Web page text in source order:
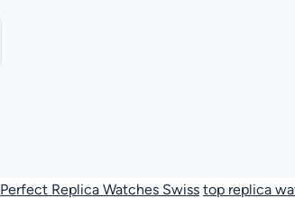
Perfect Replica Watches Swiss top replica